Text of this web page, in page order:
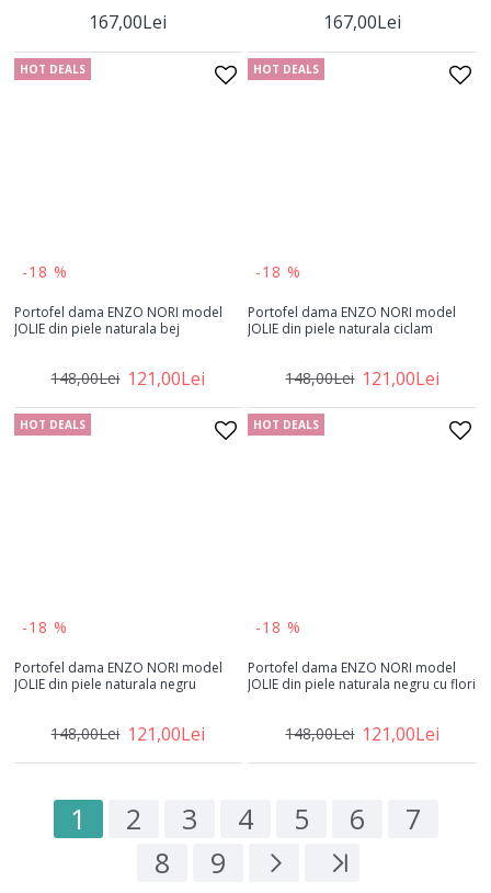
167,00Lei 167,00Lei
HOT DEALS
-18 %
Portofel dama ENZO NORI model
JOLIE din piele naturala bej
121,00Lei
148,00Lei
HOT DEALS
-18 %
Portofel dama ENZO NORI model
JOLIE din piele naturala ciclam
121,00Lei
148,00Lei
HOT DEALS
-18 %
Portofel dama ENZO NORI model
JOLIE din piele naturala negru
121,00Lei
148,00Lei
HOT DEALS
-18 %
Portofel dama ENZO NORI model
JOLIE din piele naturala negru cu flori
121,00Lei
148,00Lei
1 2 3 4 5 6
7
8
9